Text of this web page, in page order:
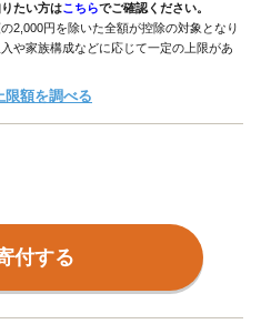
たい方はこちらでご確認ください。
2,000円を除いた全額が控除の対象となり
や家族構成などに応じて一定の上限があ
限額を調べる
付する